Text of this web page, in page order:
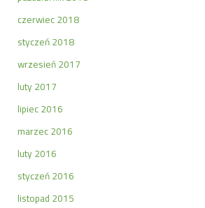
czerwiec 2018
styczeń 2018
wrzesień 2017
luty 2017
lipiec 2016
marzec 2016
luty 2016
styczeń 2016
listopad 2015